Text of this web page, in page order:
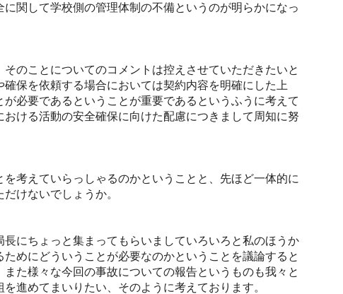
関して学校側の管理体制の不備というのが明らかになっ
のことについてのコメントは控えさせていただきたいと
保を依頼する場合においては契約内容を明確にした上
必要であるということが重要であるというふうに考えて
ける活動の安全確保に向けた配慮につきまして周知に努
考えていらっしゃるのかということと、先ほど一体的に
けないでしょうか。
にちょっと集まってもらいましていろいろと私のほうか
めにどういうことが必要なのかということを議論すると
た様々な今回の事故についての報告というものも我々と
進めてまいりたい、そのように考えております。